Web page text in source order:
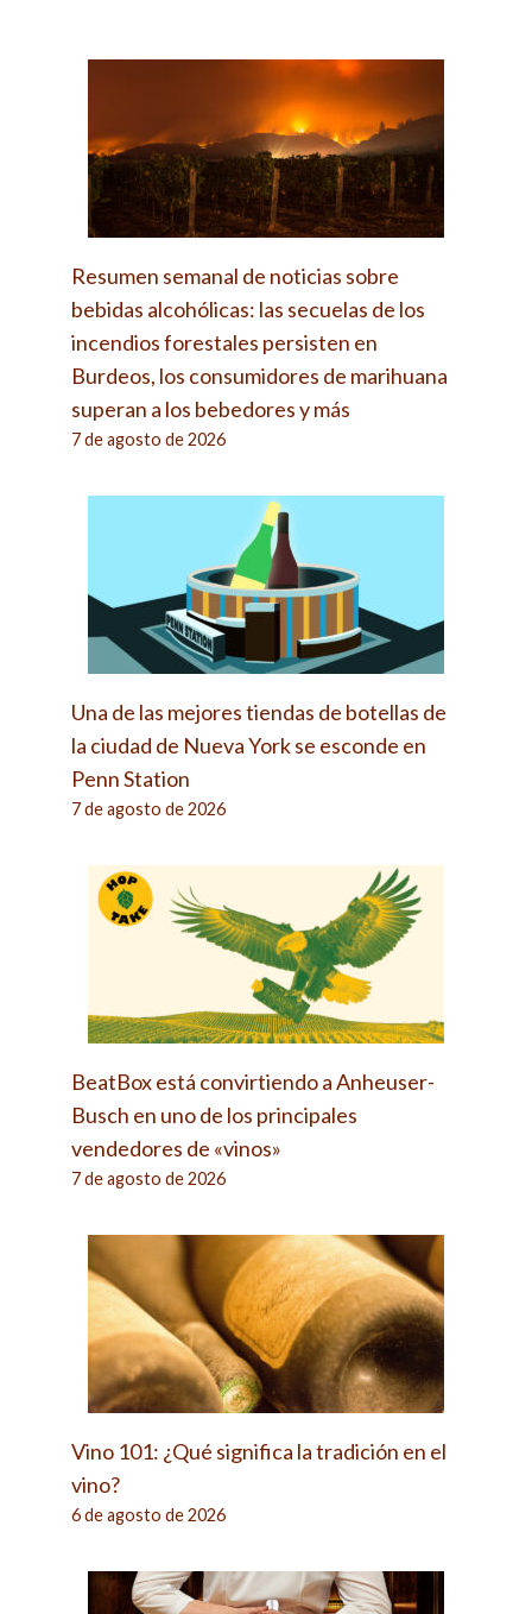
Resumen semanal de noticias sobre
bebidas alcohólicas: las secuelas de los
incendios forestales persisten en
Burdeos, los consumidores de marihuana
superan a los bebedores y más
7 de agosto de 2026
Una de las mejores tiendas de botellas de
la ciudad de Nueva York se esconde en
Penn Station
7 de agosto de 2026
BeatBox está convirtiendo a Anheuser-
Busch en uno de los principales
vendedores de «vinos»
7 de agosto de 2026
Vino 101: ¿Qué significa la tradición en el
vino?
6 de agosto de 2026